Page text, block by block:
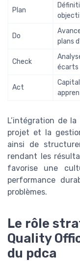
Plan
Do
plans
Check
écarts
Act
L’intégration de
projet et la
ainsi de
rendant les
favorise une
performance
problèmes.
Le rôle
Quality
du pdca